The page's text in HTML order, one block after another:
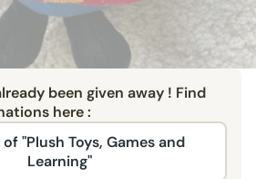
been given away ! Find
here :
"Plush Toys, Games and
Learning"